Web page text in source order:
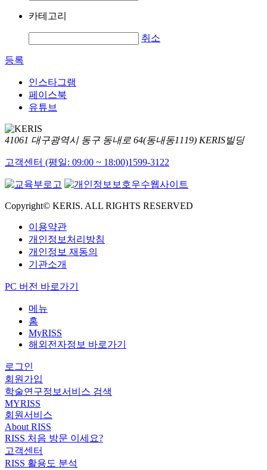
카테고리
취소
등록
인스타그램
페이스북
유튜브
41061 대구광역시 동구 동내로 64(동내동1119) KERIS빌딩
고객센터 (평일: 09:00 ~ 18:00)1599-3122
Copyright© KERIS. ALL RIGHTS RESERVED
이용약관
개인정보처리방침
개인정보 재동의
기관소개
PC 버전 바로가기
메뉴
홈
MyRISS
해외전자정보 바로가기
로그인
회원가입
학술연구정보서비스 검색
MYRISS
회원서비스
About RISS
RISS 처음 방문 이세요?
고객센터
RISS 활용도 분석